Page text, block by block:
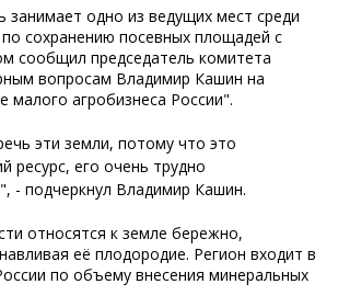
занимает одно из ведущих мест среди
сохранению посевных площадей с
сообщил председатель комитета
вопросам Владимир Кашин на
малого агробизнеса России".
эти земли, потому что это
ресурс, его очень трудно
- подчеркнул Владимир Кашин.
относятся к земле бережно,
её плодородие. Регион входит в
по объему внесения минеральных